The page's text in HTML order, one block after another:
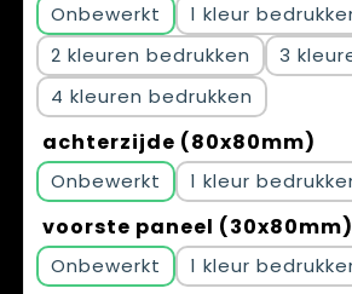
Onbewerkt
1
2
3
4
achterzijde (80x80mm)
Onbewerkt 1
voorste paneel (30x80mm)
Onbewerkt 1